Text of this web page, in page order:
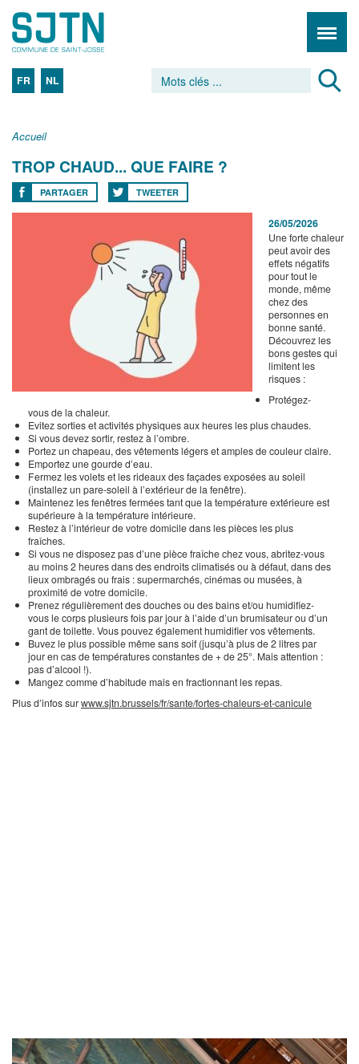
FR NL
Accueil
TROP CHAUD... QUE FAIRE ?
PARTAGER TWEETER
26/05/2026
Une forte chaleur
peut avoir des
effets négatifs
pour tout le
monde, même
chez des
personnes en
bonne santé.
Découvrez les
bons gestes qui
limitent les
risques :
Protégez-
vous de la chaleur.
Evitez sorties et activités physiques aux heures les plus chaudes.
Si vous devez sortir, restez à l’ombre.
Portez un chapeau, des vêtements légers et amples de couleur claire.
Emportez une gourde d’eau.
Fermez les volets et les rideaux des façades exposées au soleil
(installez un pare-soleil à l’extérieur de la fenêtre).
Maintenez les fenêtres fermées tant que la température extérieure est
supérieure à la température intérieure.
Restez à l’intérieur de votre domicile dans les pièces les plus
fraîches.
Si vous ne disposez pas d’une pièce fraîche chez vous, abritez-vous
au moins 2 heures dans des endroits climatisés ou à défaut, dans des
lieux ombragés ou frais : supermarchés, cinémas ou musées, à
proximité de votre domicile.
Prenez régulièrement des douches ou des bains et/ou humidifiez-
vous le corps plusieurs fois par jour à l’aide d’un brumisateur ou d’un
gant de toilette. Vous pouvez également humidifier vos vêtements.
Buvez le plus possible même sans soif (jusqu’à plus de 2 litres par
jour en cas de températures constantes de + de 25°. Mais attention :
pas d’alcool !).
Mangez comme d’habitude mais en fractionnant les repas.
Plus d’infos surwww.sjtn.brussels/fr/sante/fortes-chaleurs-et-canicule